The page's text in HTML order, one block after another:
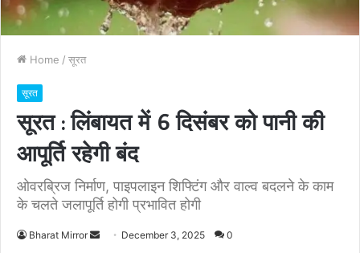
Home / सूरत
सूरत
सूरत : लिंबायत में 6 दिसंबर को पानी की
आपूर्ति रहेगी बंद
ओवरब्रिज निर्माण, पाइपलाइन शिफ्टिंग और वाल्व बदलने के काम
के चलते जलापूर्ति होगी प्रभावित होगी
Bharat Mirror December 3, 2025 0